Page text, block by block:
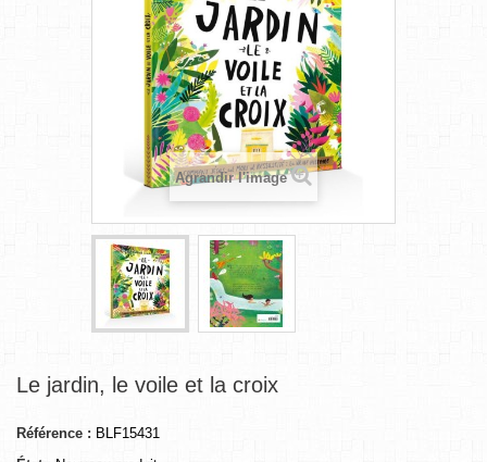
Agrandir l'image
Le jardin, le voile et la croix
Référence : BLF15431